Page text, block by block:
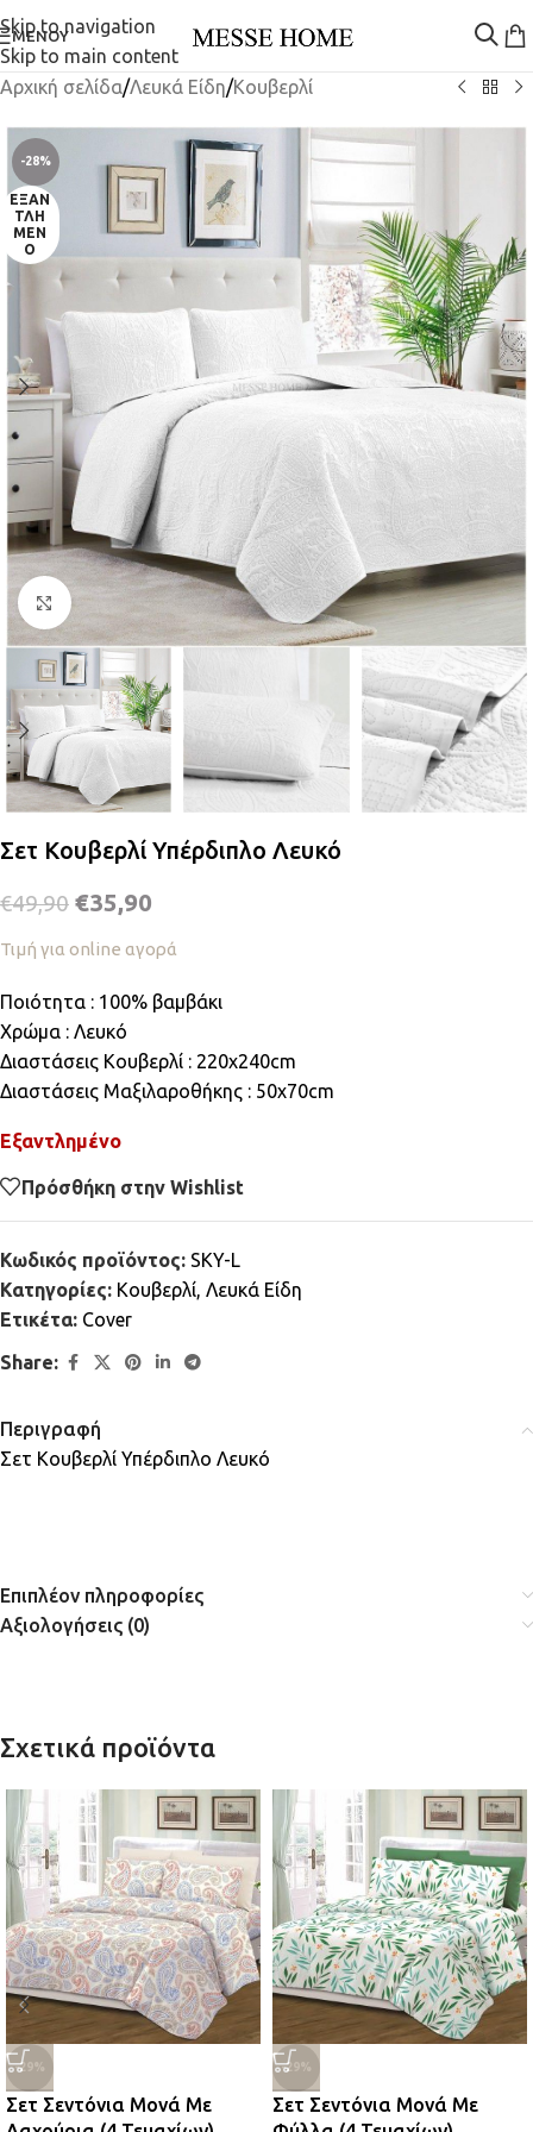
Skip to navigation
Skip to main content
ΜΕΝΟΎ
Αρχική σελίδα/Λευκά Είδη/Κουβερλί
-28%
ΕΞΑΝ
ΤΛΗ
ΜΈΝ
Ο
Κλικ για μεγέθυνση
Σετ Κουβερλί Υπέρδιπλο Λευκό
€49,90 €35,90
Τιμή για online αγορά
Ποιότητα : 100% βαμβάκι
Χρώμα : Λευκό
Διαστάσεις Κουβερλί : 220x240cm
Διαστάσεις Μαξιλαροθήκης : 50x70cm
Εξαντλημένο
Πρόσθήκη στην Wishlist
Κωδικός προϊόντος: SKY-L
Κατηγορίες: Κουβερλί, Λευκά Είδη
Ετικέτα: Cover
Share:
Περιγραφή
Σετ Κουβερλί Υπέρδιπλο Λευκό
Επιπλέον πληροφορίες
Αξιολογήσεις (0)
Σχετικά προϊόντα
-29%
Σετ Σεντόνια Μονά Με
-29%
Σετ Σεντόνια Μονά Με